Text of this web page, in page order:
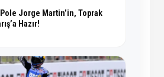
Jorge Martin’in, Toprak
Hazır!